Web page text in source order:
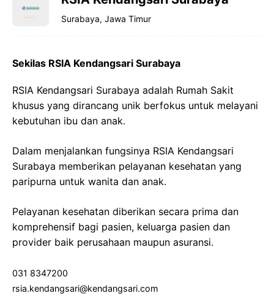
Surabaya, Jawa Timur
Sekilas RSIA Kendangsari Surabaya
RSIA Kendangsari Surabaya adalah Rumah Sakit
khusus yang dirancang unik berfokus untuk melayani
kebutuhan ibu dan anak.
Dalam menjalankan fungsinya RSIA Kendangsari
Surabaya memberikan pelayanan kesehatan yang
paripurna untuk wanita dan anak.
Pelayanan kesehatan diberikan secara prima dan
komprehensif bagi pasien, keluarga pasien dan
provider baik perusahaan maupun asuransi.
031 8347200
rsia.kendangsari@kendangsari.com